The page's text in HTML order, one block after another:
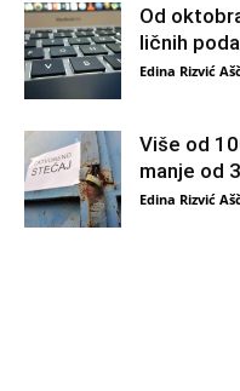
Od
ličnih
Edina Rizvić
Više od
manje od
Edina Rizvić